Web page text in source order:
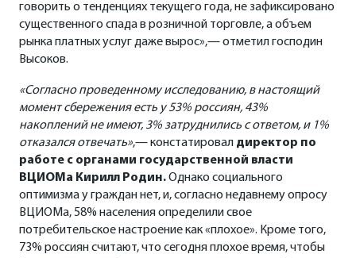
говорить о тенденциях текущего года, не зафиксировано
существенного спада в розничной торговле, а объем
рынка платных услуг даже вырос»,— отметил господин
Высоков.
«Согласно проведенному исследованию, в настоящий
момент сбережения есть у 53% россиян, 43%
накоплений не имеют, 3% затруднились с ответом, и 1%
отказался отвечать»,— констатировал директор по
работе с органами государственной власти
ВЦИОМа Кирилл Родин.Однако социального
оптимизма у граждан нет, и, согласно недавнему опросу
ВЦИОМа, 58% населения определили свое
потребительское настроение как «плохое». Кроме того,
73% россиян считают, что сегодня плохое время, чтобы